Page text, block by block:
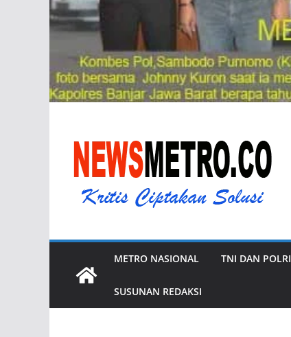
METRO NASIONAL TNI DAN POLRI
SUSUNAN REDAKSI